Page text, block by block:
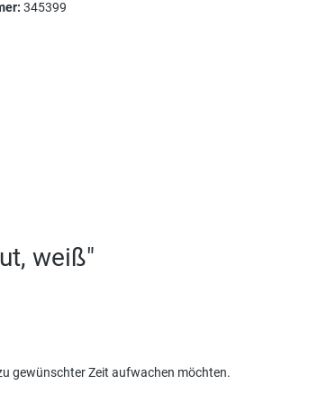
345399
weiß"
gewünschter Zeit aufwachen möchten.